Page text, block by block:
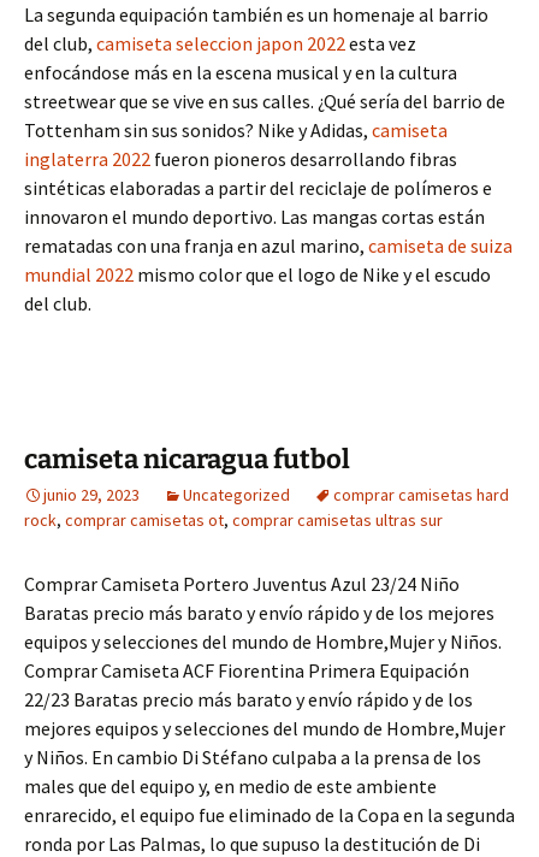
La segunda equipación también es un homenaje al barrio
del club, camiseta seleccion japon 2022esta vez
enfocándose más en la escena musical y en la cultura
streetwear que se vive en sus calles. ¿Qué sería del barrio de
Tottenham sin sus sonidos? Nike y Adidas, camiseta
inglaterra 2022 fueron pioneros desarrollando fibras
sintéticas elaboradas a partir del reciclaje de polímeros e
innovaron el mundo deportivo. Las mangas cortas están
rematadas con una franja en azul marino, camiseta de suiza
mundial 2022 mismo color que el logo de Nike y el escudo
del club.
camiseta nicaragua futbol
junio 29, 2023 Uncategorized
comprar camisetas hard
rock, comprar camisetas ot, comprar camisetas ultras sur
Comprar Camiseta Portero Juventus Azul 23/24 Niño
Baratas precio más barato y envío rápido y de los mejores
equipos y selecciones del mundo de Hombre,Mujer y Niños.
Comprar Camiseta ACF Fiorentina Primera Equipación
22/23 Baratas precio más barato y envío rápido y de los
mejores equipos y selecciones del mundo de Hombre,Mujer
y Niños. En cambio Di Stéfano culpaba a la prensa de los
males que del equipo y, en medio de este ambiente
enrarecido, el equipo fue eliminado de la Copa en la segunda
ronda por Las Palmas, lo que supuso la destitución de Di